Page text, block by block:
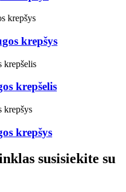
krepšys
krepšelis
krepšys
susisiekite su